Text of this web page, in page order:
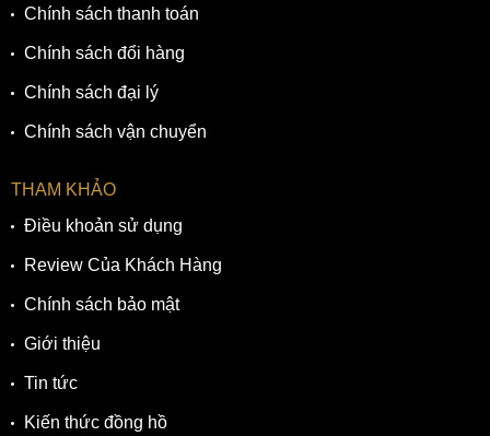
thể thao. Đây cũng là thiết kế thường thấy trên các mẫu
đồng hồ lặn.
Chính sách thanh toán
Chính sách đổi hàng
Chính sách đại lý
Chính sách vận chuyển
THAM KHẢO
Điều khoản sử dụng
Review Của Khách Hàng
Chính sách bảo mật
Giới thiệu
Tin tức
Kiến thức đồng hồ